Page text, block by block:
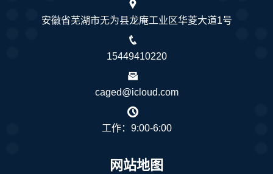
安徽省芜湖市无为县龙庵工业区华菱大道1号
15449410220
caged@icloud.com
工作：9:00-6:00
网站地图